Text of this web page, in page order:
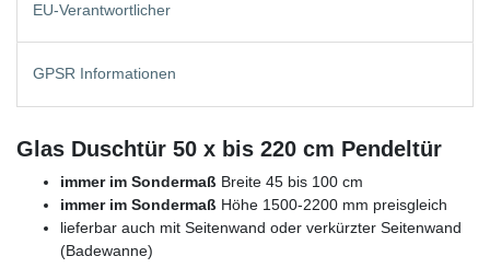
EU-Verantwortlicher
GPSR Informationen
Glas Duschtür 50 x bis 220 cm Pendeltür
immer im Sondermaß Breite 45 bis 100 cm
immer im Sondermaß Höhe 1500-2200 mm preisgleich
lieferbar auch mit Seitenwand oder verkürzter Seitenwand
(Badewanne)